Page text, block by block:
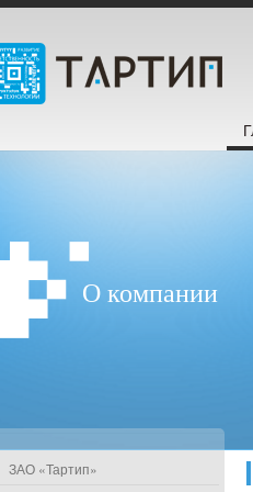
О компании
ЗАО «Тартип»